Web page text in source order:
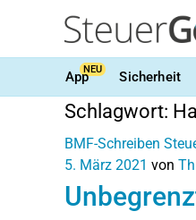
AppNEU Sicherheit
Schlagwort:
BMF-Schreiben
5. März 2021 von